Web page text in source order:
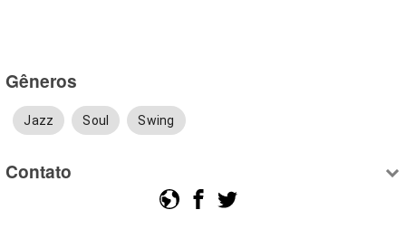
Gêneros
Jazz Soul Swing
Contato